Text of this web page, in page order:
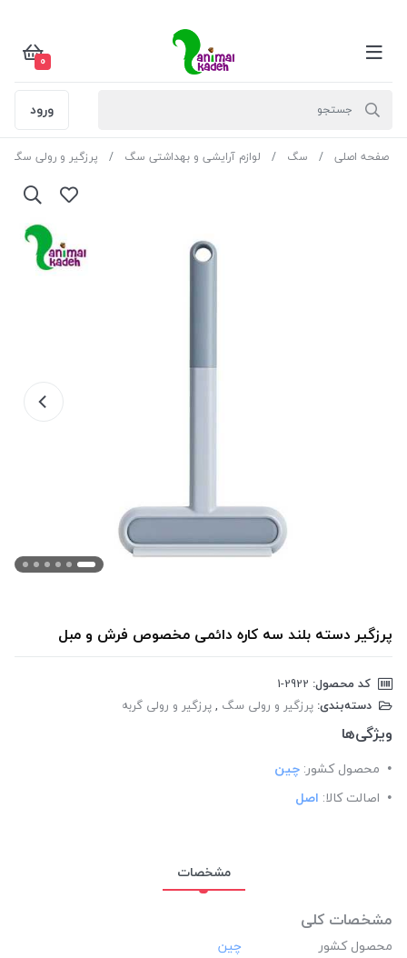
0
ورود
صفحه اصلی سگ لوازم آرایشی و بهداشتی سگ پرزگیر و رولی سگ
پرزگیر دسته بلند سه کاره دائمی مخصوص فرش و مبل
کد محصول:
دسته‌بندی: پرزگیر و رولی سگ ,پرزگیر و رولی گربه
ویژگی‌ها
محصول کشور: چین
اصالت کالا: اصل
مشخصات
مشخصات کلی
محصول کشور